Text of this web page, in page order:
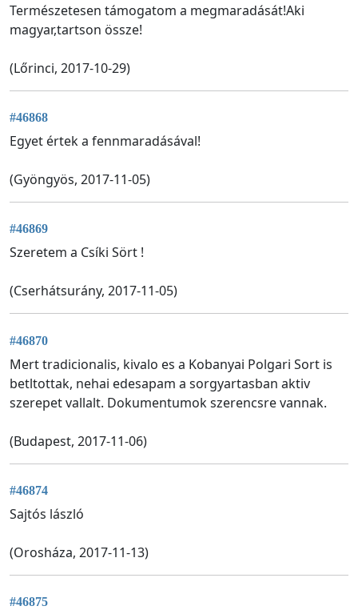
Természetesen támogatom a megmaradását!Aki
magyar,tartson össze!
(Lőrinci, 2017-10-29)
#46868
Egyet értek a fennmaradásával!
(Gyöngyös, 2017-11-05)
#46869
Szeretem a Csíki Sört !
(Cserhátsurány, 2017-11-05)
#46870
Mert tradicionalis, kivalo es a Kobanyai Polgari Sort is
betltottak, nehai edesapam a sorgyartasban aktiv
szerepet vallalt. Dokumentumok szerencsre vannak.
(Budapest, 2017-11-06)
#46874
Sajtós lászló
(Orosháza, 2017-11-13)
#46875